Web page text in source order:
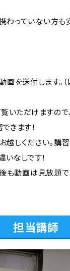
わっていない方も
画を送付します。
いただけますので
きます！
越しください。講
なしです！
も動画は見放題で
担当講師